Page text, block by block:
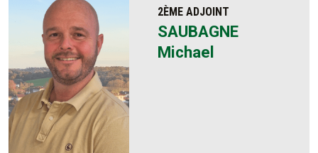
2ÈME ADJOINT
SAUBAGNE
Michael